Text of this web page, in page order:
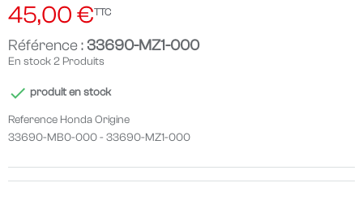
45,00 €TTC
Référence :33690-MZ1-000
En stock2 Produits
 produit en stock
Reference Honda Origine
33690-MB0-000 - 33690-MZ1-000